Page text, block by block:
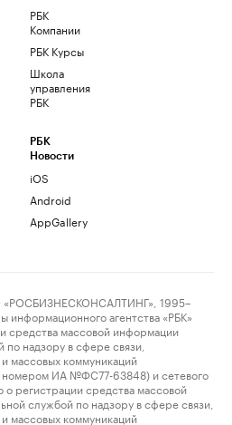
РБК
Компании
РБК Курсы
Школа
управления
РБК
РБК
Новости
iOS
Android
AppGallery
1995–
агентства «РБК»
средства массовой информации
надзору в сфере связи,
массовых коммуникаций
номером ИА №ФС77-63848) и сетевого
о регистрации средства массовой
службой по надзору в сфере связи,
массовых коммуникаций